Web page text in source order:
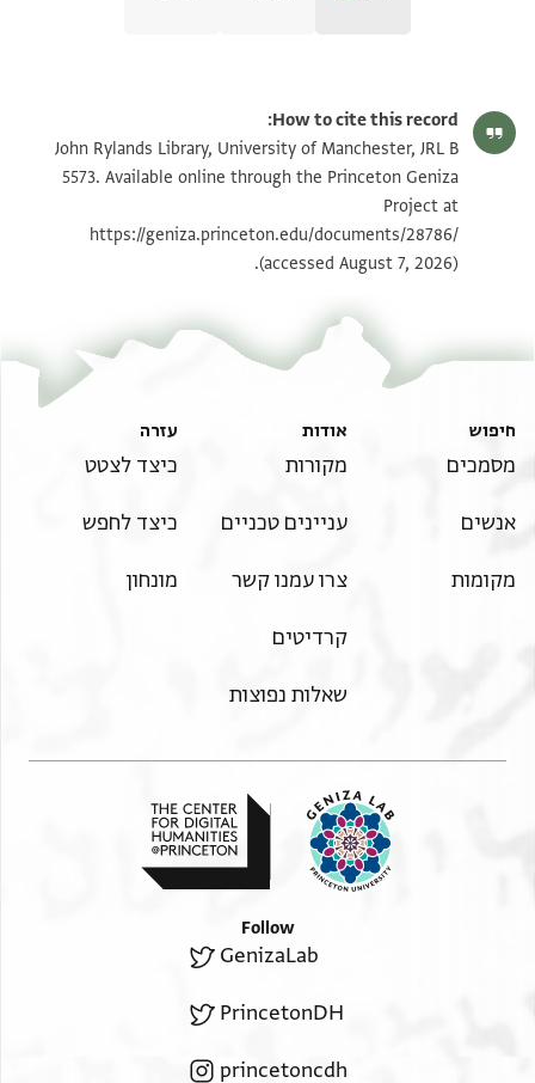
JRL B 5573 1 / 1 leaf, verso הגדל וסובב
תנאי היתר שימוש בתצלום
How to cite this record:
John Rylands Library, University of Manchester, JRL B
5573. Available online through the Princeton Geniza
Project at
https://geniza.princeton.edu/documents/28786/
(accessed August 7, 2026).
חיפוש
מסמכים
אנשים
מקומות
אודות
מקורות
עניינים טכניים
צרו עמנו קשר
קרדיטים
שאלות נפוצות
עזרה
כיצד לצטט
כיצד לחפש
מונחון
Follow
GenizaLab
PrincetonDH
princetoncdh